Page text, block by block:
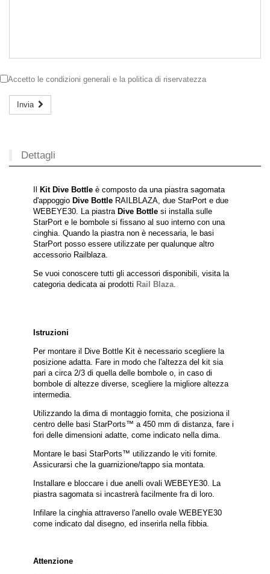
Accetto le condizioni generali e la politica di riservatezza
Invia
Dettagli
Il Kit Dive Bottle è composto da una piastra sagomata
d'appoggio Dive Bottle RAILBLAZA, due StarPort e due
WEBEYE30. La piastra Dive Bottle si installa sulle
StarPort e le bombole si fissano al suo interno con una
cinghia. Quando la piastra non è necessaria, le basi
StarPort posso essere utilizzate per qualunque altro
accessorio Railblaza.
Se vuoi conoscere tutti gli accessori disponibili, visita la
categoria dedicata ai prodotti Rail Blaza
Istruzioni
Per montare il Dive Bottle Kit è necessario scegliere la
posizione adatta. Fare in modo che l'altezza del kit sia
pari a circa 2/3 di quella delle bombole o, in caso di
bombole di altezze diverse, scegliere la migliore altezza
intermedia.
Utilizzando la dima di montaggio fornita, che posiziona il
centro delle basi StarPorts™ a 450 mm di distanza, fare i
fori delle dimensioni adatte, come indicato nella dima.
Montare le basi StarPorts™ utilizzando le viti fornite.
Assicurarsi che la guarnizione/tappo sia montata.
Installare e bloccare i due anelli ovali WEBEYE30. La
piastra sagomata si incastrerà facilmente fra di loro.
Infilare la cinghia attraverso l'anello ovale WEBEYE30
come indicato dal disegno, ed inserirla nella fibbia.
Attenzione